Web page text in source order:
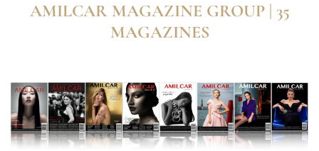
AMILCAR MAGAZINE GROUP | 35
MAGAZINES